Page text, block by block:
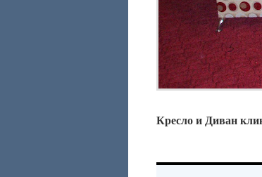
Кресло и Диван